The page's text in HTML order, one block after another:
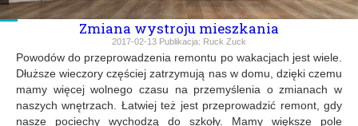
Zmiana wystroju mieszkania
2017-02-13 Publikacja: Ruck Zuck
Powodów do przeprowadzenia remontu po wakacjach jest wiele.
Dłuższe wieczory częściej zatrzymują nas w domu, dzięki czemu
mamy więcej wolnego czasu na przemyślenia o zmianach w
naszych wnętrzach. Łatwiej też jest przeprowadzić remont, gdy
nasze pociechy wychodzą do szkoły. Mamy większe pole